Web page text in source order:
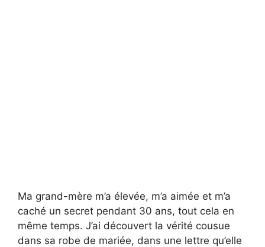
Ma grand-mère m’a élevée, m’a aimée et m’a
caché un secret pendant 30 ans, tout cela en
même temps. J’ai découvert la vérité cousue
dans sa robe de mariée, dans une lettre qu’elle